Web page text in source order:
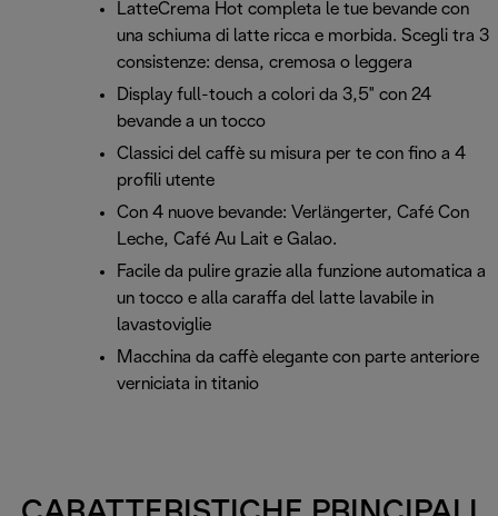
LatteCrema Hot completa le tue bevande con
una schiuma di latte ricca e morbida. Scegli tra 3
consistenze: densa, cremosa o leggera
Display full-touch a colori da 3,5" con 24
bevande a un tocco
Classici del caffè su misura per te con fino a 4
profili utente
Con 4 nuove bevande: Verlängerter, Café Con
Leche, Café Au Lait e Galao.
Facile da pulire grazie alla funzione automatica a
un tocco e alla caraffa del latte lavabile in
lavastoviglie
Macchina da caffè elegante con parte anteriore
verniciata in titanio